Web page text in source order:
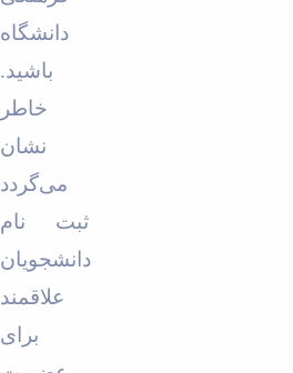
دانشگاه
باشید.
خاطر
نشان
می‌گردد
ثبت نام
دانشجویان
علاقمند
برای